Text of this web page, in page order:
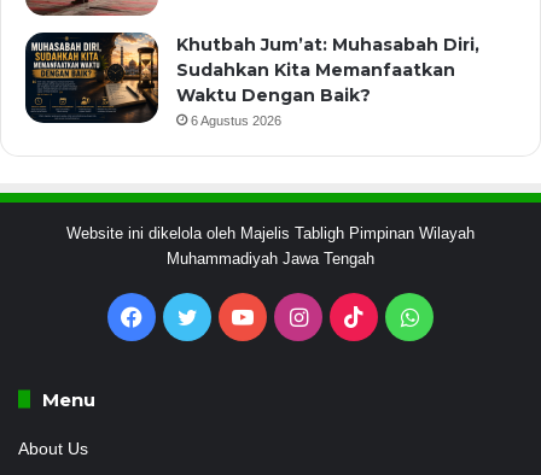
Khutbah Jum’at: Muhasabah Diri,
Sudahkan Kita Memanfaatkan
Waktu Dengan Baik?
6 Agustus 2026
Website ini dikelola oleh Majelis Tabligh Pimpinan Wilayah
Muhammadiyah Jawa Tengah
Facebook
Twitter YouTubeInstagram
TikTokWhatsApp
Menu
About Us